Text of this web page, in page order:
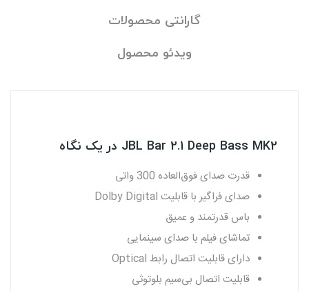
گارانتی محصولات
ویدئو محصول
JBL Bar 2.1 Deep Bass MK2 در یک نگاه
قدرت صدای فوق‌العاده 300 واتی
صدای فراگیر با قابلیت Dolby Digital
باس قدرتمند و عمیق
تماشای فیلم با صدای سینمایی
دارای قابلیت اتصال رابط Optical
قابلیت اتصال بی‌سیم بلوتوثی